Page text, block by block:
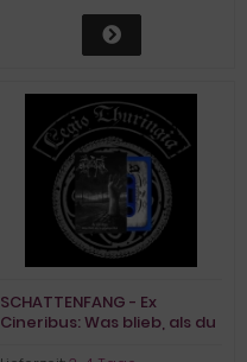
SCHATTENFANG - Ex
Cineribus: Was blieb, als du